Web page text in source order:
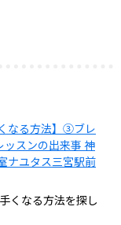
なる方法】③ブレ
スンの出来事 神
ナユタス三宮駅前
くなる方法を探し